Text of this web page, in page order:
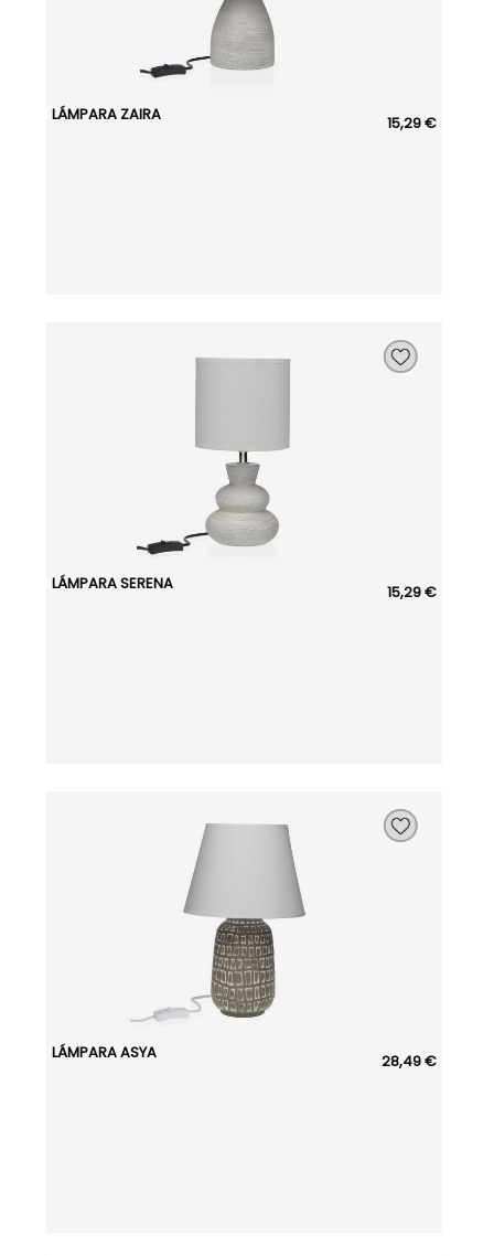
LÁMPARA ZAIRA 15,29 €
LÁMPARA SERENA 15,29 €
LÁMPARA ASYA 28,49 €